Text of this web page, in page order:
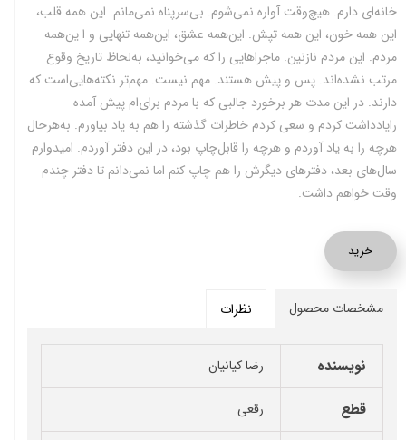
خانه‌ای دارم. هیچ‌وقت آواره نمی‌شوم. بی‌سرپناه نمی‌مانم. این همه قلب،
این همه خون، این همه تپش. این‌همه عشق، این‌همه تنهایی و ا ین‌همه
مردم. این‌ مردم نازنین. ماجراهایی را که می‌خوانید، به‌لحاظ تاریخ وقوع
مرتب نشده‌اند. پس و پیش هستند. مهم نیست. مهم‌تر نکته‌هایی‌ا‌ست که
دارند. در این مدت هر برخورد جالبی که با مردم برای‌ام پیش آمده
رایادداشت کردم و سعی کردم خاطرات گذشته را هم به‌ یاد بیاورم. به‌هرحال
هرچه را به یاد آوردم و هرچه را قابل‌چاپ بود، در این دفتر آوردم. امیدوارم
سال‌های بعد، دفترهای دیگرش را هم چاپ کنم اما نمی‌دانم تا دفتر چندم
وقت خواهم داشت.
خرید
مشخصات محصول نظرات
نویسنده رضا کیانیان
قطع رقعی